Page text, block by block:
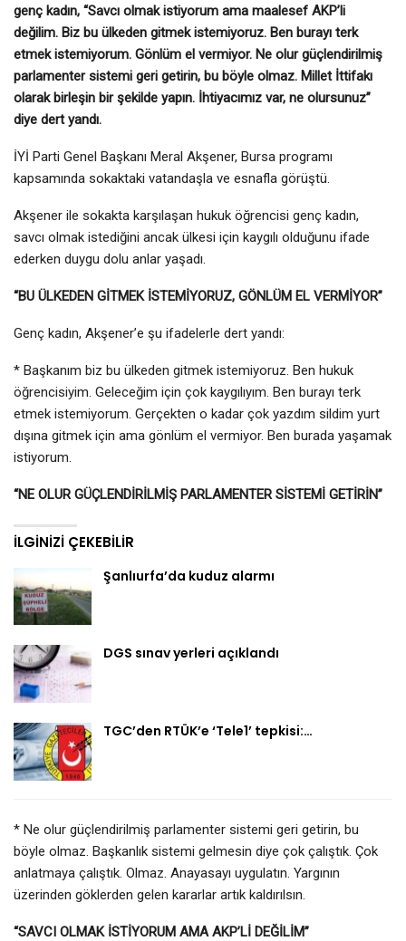
genç kadın, “Savcı olmak istiyorum ama maalesef AKP’li
değilim. Biz bu ülkeden gitmek istemiyoruz. Ben burayı terk
etmek istemiyorum. Gönlüm el vermiyor. Ne olur güçlendirilmiş
parlamenter sistemi geri getirin, bu böyle olmaz. Millet İttifakı
olarak birleşin bir şekilde yapın. İhtiyacımız var, ne olursunuz”
diye dert yandı.
İYİ Parti Genel Başkanı Meral Akşener, Bursa programı
kapsamında sokaktaki vatandaşla ve esnafla görüştü.
Akşener ile sokakta karşılaşan hukuk öğrencisi genç kadın,
savcı olmak istediğini ancak ülkesi için kaygılı olduğunu ifade
ederken duygu dolu anlar yaşadı.
“BU ÜLKEDEN GİTMEK İSTEMİYORUZ, GÖNLÜM EL VERMİYOR”
Genç kadın, Akşener’e şu ifadelerle dert yandı:
* Başkanım biz bu ülkeden gitmek istemiyoruz. Ben hukuk
öğrencisiyim. Geleceğim için çok kaygılıyım. Ben burayı terk
etmek istemiyorum. Gerçekten o kadar çok yazdım sildim yurt
dışına gitmek için ama gönlüm el vermiyor. Ben burada yaşamak
istiyorum.
“NE OLUR GÜÇLENDİRİLMİŞ PARLAMENTER SİSTEMİ GETİRİN”
İLGINIZI ÇEKEBILIR
Şanlıurfa’da kuduz alarmı
DGS sınav yerleri açıklandı
TGC’den RTÜK’e ‘Tele1’ tepkisi:…
* Ne olur güçlendirilmiş parlamenter sistemi geri getirin, bu
böyle olmaz. Başkanlık sistemi gelmesin diye çok çalıştık. Çok
anlatmaya çalıştık. Olmaz. Anayasayı uygulatın. Yargının
üzerinden göklerden gelen kararlar artık kaldırılsın.
“SAVCI OLMAK İSTİYORUM AMA AKP’Lİ DEĞİLİM”